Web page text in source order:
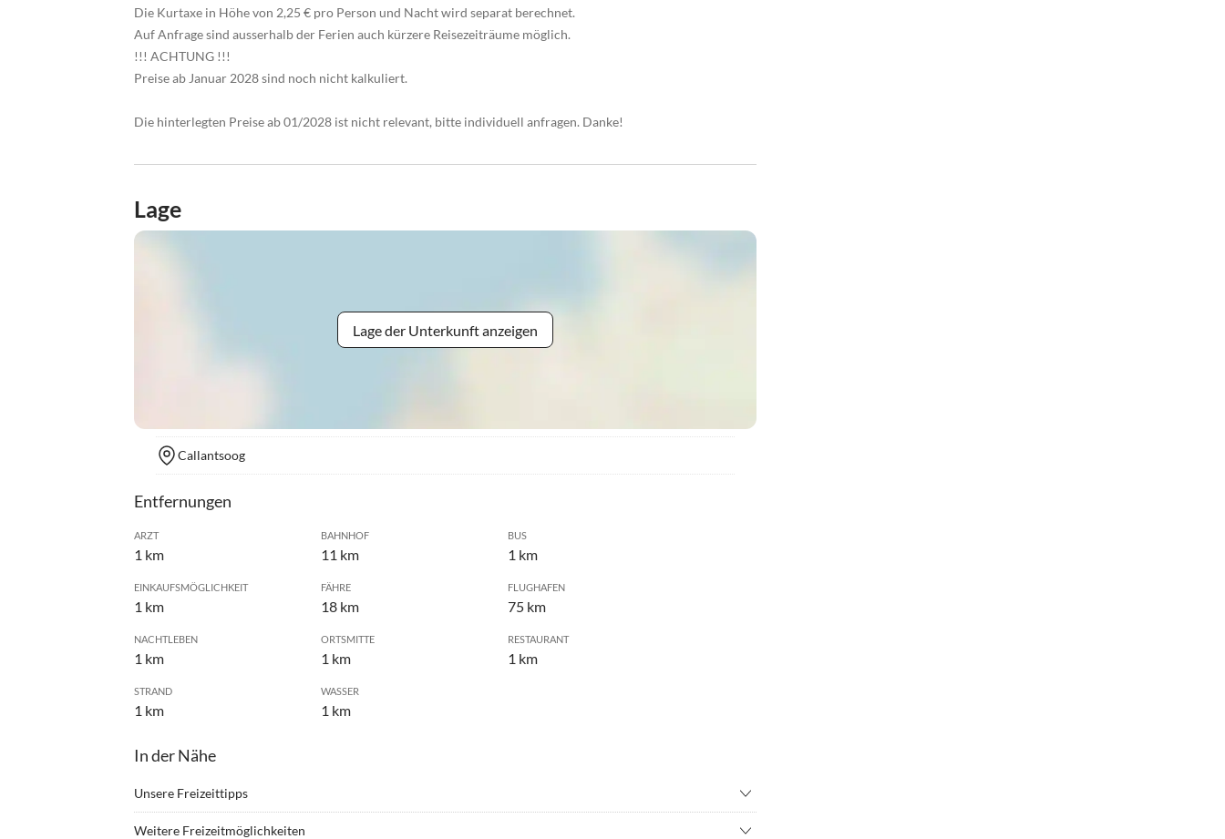
Die Kurtaxe in Höhe von 2,25 € pro Person und Nacht wird separat berechnet.
Auf Anfrage sind ausserhalb der Ferien auch kürzere Reisezeiträume möglich.
!!! ACHTUNG !!!
Preise ab Januar 2028 sind noch nicht kalkuliert.
Die hinterlegten Preise ab 01/2028 ist nicht relevant, bitte individuell anfragen. Danke!
Lage
Lage der Unterkunft anzeigen
Callantsoog
Entfernungen
ARZT
1 km
BAHNHOF
11 km
BUS
1 km
EINKAUFSMÖGLICHKEIT
1 km
FÄHRE
18 km
FLUGHAFEN
75 km
NACHTLEBEN
1 km
ORTSMITTE
1 km
RESTAURANT
1 km
STRAND
1 km
WASSER
1 km
In der Nähe
Unsere Freizeittipps
Weitere Freizeitmöglichkeiten